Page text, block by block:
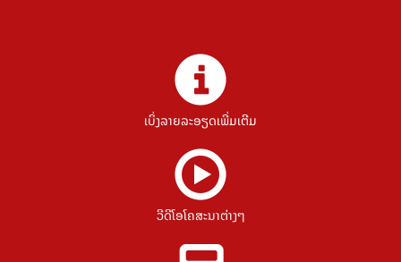
ເບິ່ງລາຍລະອຽດເພີ່ມເຕີມ
ວີດີໂອໂຄສະນາຕ່າງໆ